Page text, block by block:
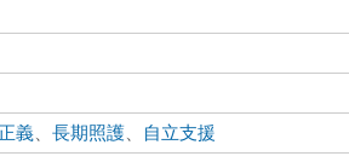
正義 、長期照護
自立支援